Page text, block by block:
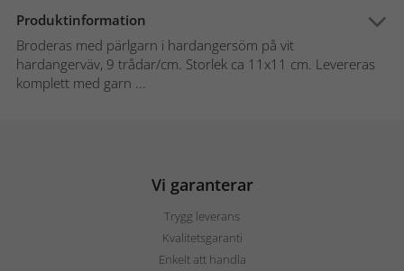
Produktinformation
Broderas med pärlgarn i hardangersöm på vit
hardangerväv, 9 trådar/cm. Storlek ca 11x11 cm. Levereras
komplett med garn ...
Vi garanterar
Trygg leverans
Kvalitetsgaranti
Enkelt att handla